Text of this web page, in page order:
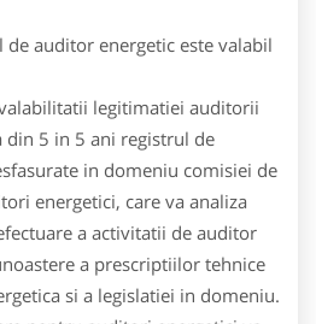
de auditor energetic este valabil
legitimatiei auditorii
din 5 in 5 ani registrul de
in domeniu comisiei de
energetici, care va analiza
a activitatii de auditor
a prescriptiilor tehnice
si a legislatiei in domeniu.